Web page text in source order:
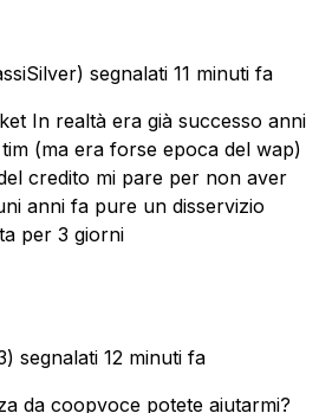
segnalati 11 minuti fa
In realtà era già successo anni
(ma era forse epoca del wap)
credito mi pare per non aver
anni fa pure un disservizio
per 3 giorni
segnalati 12 minuti fa
da coopvoce potete aiutarmi?